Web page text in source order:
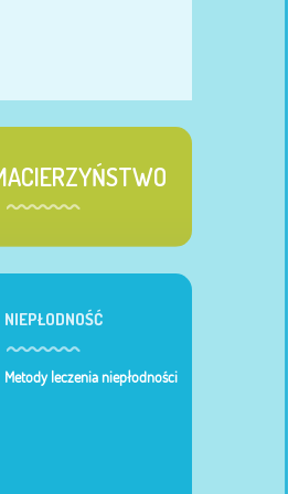
NIEPŁODNOŚĆ
Metody leczenia niepłodności